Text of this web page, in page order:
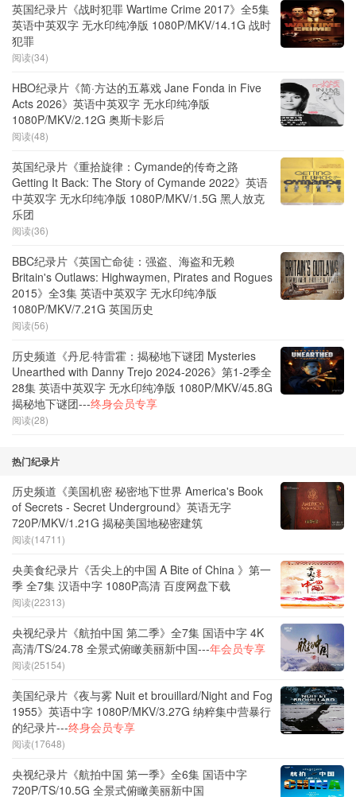
英国纪录片《战时犯罪 Wartime Crime 2017》全5集
英语中英双字 无水印纯净版 1080P/MKV/14.1G 战时
犯罪
阅读(34)
HBO纪录片《简·方达的五幕戏 Jane Fonda in Five
Acts 2026》英语中英双字 无水印纯净版
1080P/MKV/2.12G 奥斯卡影后
阅读(48)
英国纪录片《重拾旋律：Cymande的传奇之路
Getting It Back: The Story of Cymande 2022》英语
中英双字 无水印纯净版 1080P/MKV/1.5G 黑人放克
乐团
阅读(36)
BBC纪录片《英国亡命徒：强盗、海盗和无赖
Britain's Outlaws: Highwaymen, Pirates and Rogues
2015》全3集 英语中英双字 无水印纯净版
1080P/MKV/7.21G 英国历史
阅读(56)
历史频道《丹尼·特雷霍：揭秘地下谜团 Mysteries
Unearthed with Danny Trejo 2024-2026》第1-2季全
28集 英语中英双字 无水印纯净版 1080P/MKV/45.8G
揭秘地下谜团---终身会员专享
阅读(28)
热门纪录片
历史频道《美国机密 秘密地下世界 America's Book
of Secrets - Secret Underground》英语无字
720P/MKV/1.21G 揭秘美国地秘密建筑
阅读(14711)
央美食纪录片《舌尖上的中国 A Bite of China 》第一
季 全7集 汉语中字 1080P高清 百度网盘下载
阅读(22313)
央视纪录片《航拍中国 第二季》全7集 国语中字 4K
高清/TS/24.78 全景式俯瞰美丽新中国---年会员专享
阅读(25154)
美国纪录片《夜与雾 Nuit et brouillard/Night and Fog
1955》英语中字 1080P/MKV/3.27G 纳粹集中营暴行
的纪录片---终身会员专享
阅读(17648)
央视纪录片《航拍中国 第一季》全6集 国语中字
720P/TS/10.5G 全景式俯瞰美丽新中国